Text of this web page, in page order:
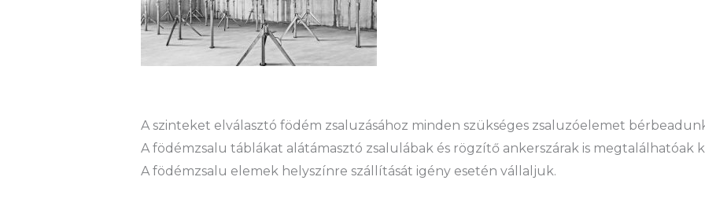
A szinteket elválasztó födém zsaluzásához minden szükséges zsaluzóelemet
A födémzsalu táblákat alátámasztó zsalulábak és rögzítő ankerszárak is megtalálhatóak
A födémzsalu elemek helyszínre szállítását igény esetén vállaljuk.